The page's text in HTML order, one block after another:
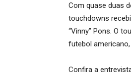
Com quase duas
touchdowns
“Vinny” Pons. O
futebol
Confira a